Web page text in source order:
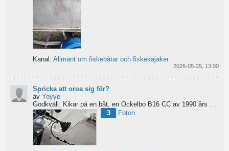
Kanal: Allmänt om fiskebåtar och fiskekajaker
2026-05-25, 13:00
Spricka att oroa sig för?
av Yoyye
Godkväll. Kikar på en båt, en Ockelbo B16 CC av 1990 års modell, men skulle behöva lite...
3
Foton